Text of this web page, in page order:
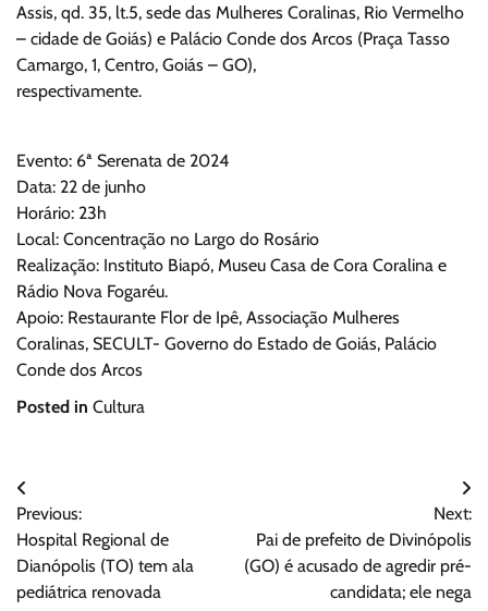
Assis, qd. 35, lt.5, sede das Mulheres Coralinas, Rio Vermelho
– cidade de Goiás) e Palácio Conde dos Arcos (Praça Tasso
Camargo, 1, Centro, Goiás – GO),
respectivamente.
Evento: 6ª Serenata de 2024
Data: 22 de junho
Horário: 23h
Local: Concentração no Largo do Rosário
Realização: Instituto Biapó, Museu Casa de Cora Coralina e
Rádio Nova Fogaréu.
Apoio: Restaurante Flor de Ipê, Associação Mulheres
Coralinas, SECULT- Governo do Estado de Goiás, Palácio
Conde dos Arcos
Posted in Cultura
Navegação
de
Post
Previous:
Hospital Regional de
Dianópolis (TO) tem ala
pediátrica renovada
Next:
Pai de prefeito de Divinópolis
(GO) é acusado de agredir pré-
candidata; ele nega